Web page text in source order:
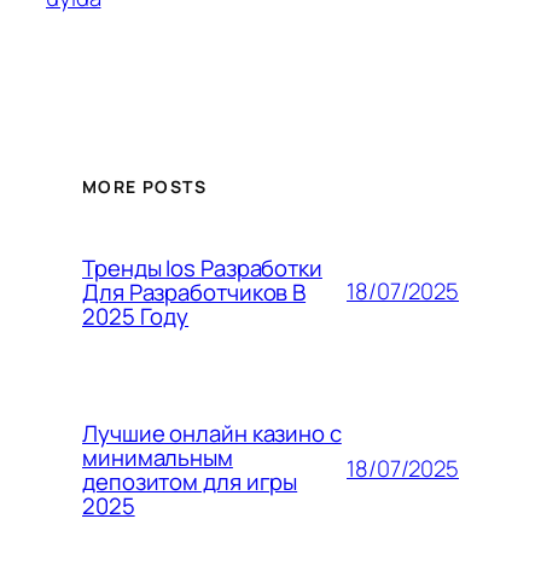
MORE POSTS
Тренды Ios Разработки
Для Разработчиков В
2025 Году
18/07/2025
Лучшие онлайн казино с
минимальным
депозитом для игры
2025
18/07/2025